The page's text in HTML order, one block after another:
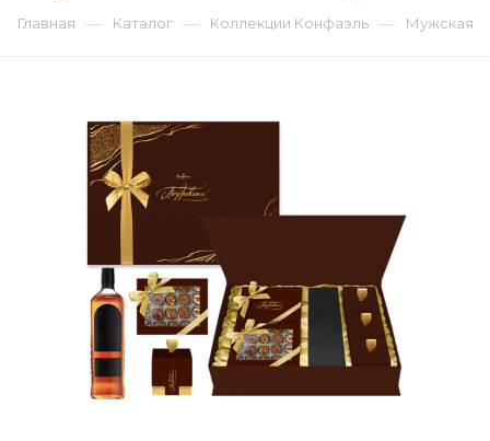
Главная — Каталог — Коллекции Конфаэль — Мужская